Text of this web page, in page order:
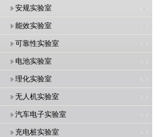
安规实验室
能效实验室
可靠性实验室
电池实验室
理化实验室
无人机实验室
汽车电子实验室
充电桩实验室